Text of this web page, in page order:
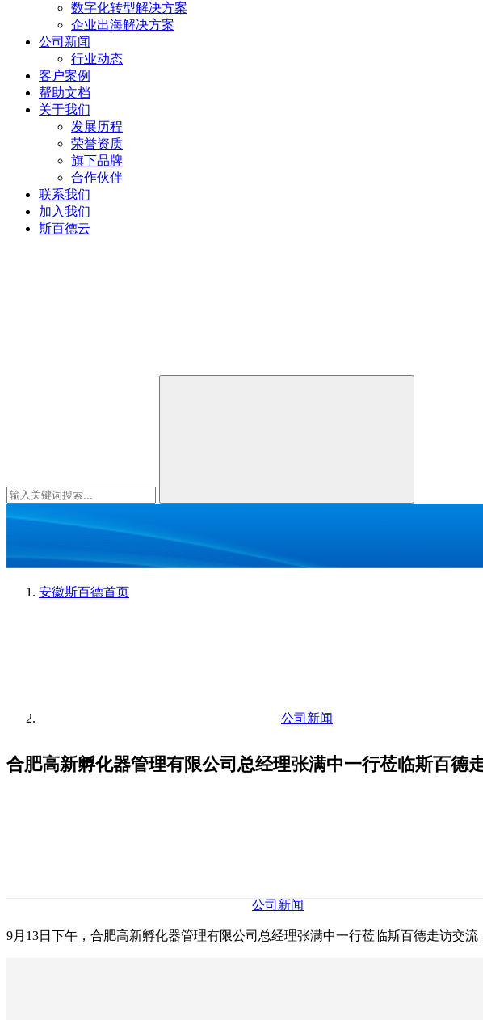
数字化转型解决方案
企业出海解决方案
公司新闻
行业动态
客户案例
帮助文档
关于我们
发展历程
荣誉资质
旗下品牌
合作伙伴
联系我们
加入我们
斯百德云
安徽斯百德首页
公司新闻
合肥高新孵化器管理有限公司总经理张满中一行莅临斯百德
公司新闻
9月13日下午，合肥高新孵化器管理有限公司总经理张满中一行莅临斯百德走访交